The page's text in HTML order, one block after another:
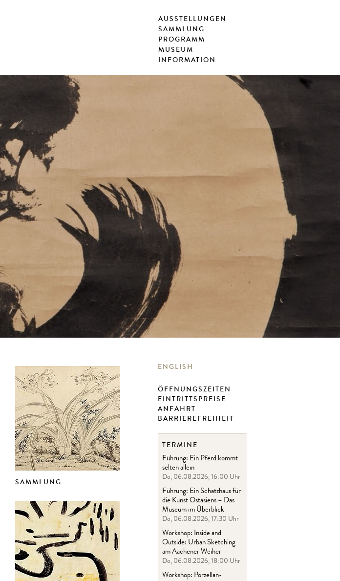
AUSSTELLUNGEN
SAMMLUNG
PROGRAMM
MUSEUM
INFORMATION
SAMMLUNG
ENGLISH
ÖFFNUNGSZEITEN
EINTRITTSPREISE
ANFAHRT
BARRIEREFREIHEIT
TERMINE
Führung: Ein Pferd kommt
selten allein
Do, 06.08.2026, 16:00 Uhr
Führung: Ein Schatzhaus für
die Kunst Ostasiens – Das
Museum im Überblick
Do, 06.08.2026, 17:30 Uhr
Workshop: Inside and
Outside: Urban Sketching
am Aachener Weiher
Do, 06.08.2026, 18:00 Uhr
Workshop: Porzellan-